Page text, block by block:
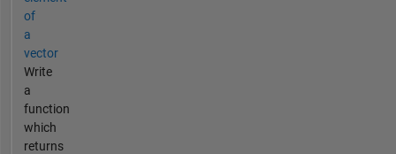
of
a
vector
Write
a
function
which
returns